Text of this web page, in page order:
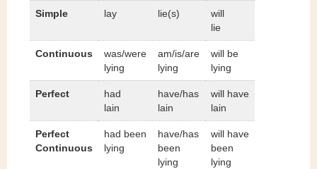
Simple lay lie(s)
will
lie
Continuous
was/were
lying
am/is/are
lying
will be
lying
Perfect
had
lain
have/has
lain
will have
lain
Perfect
Continuous
had been
lying
have/has
been
lying
will have
been
lying